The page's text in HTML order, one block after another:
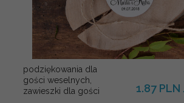
podziękowania dla
gości weselnych,
zawieszki dla gości
1.87 PLN